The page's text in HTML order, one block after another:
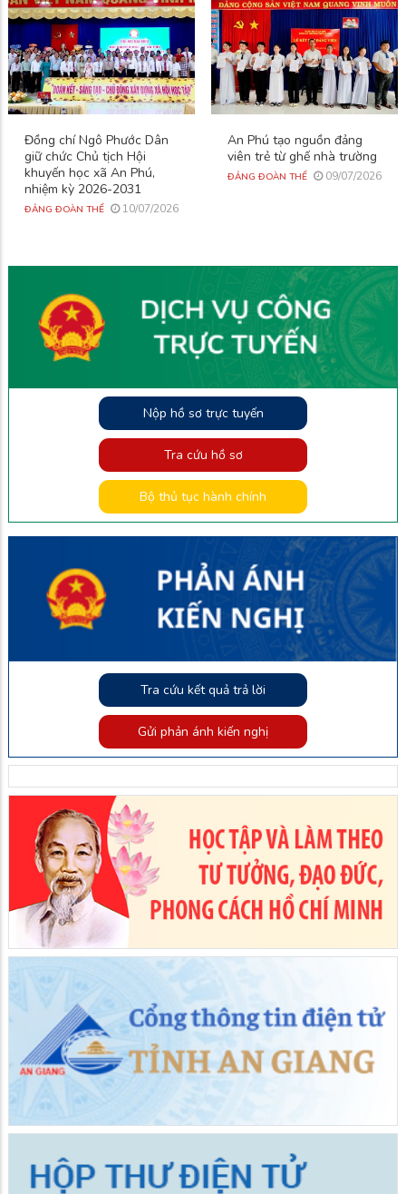
Đồng chí Ngô Phước Dân
giữ chức Chủ tịch Hội
khuyến học xã An Phú,
nhiệm kỳ 2026-2031
ĐẢNG ĐOÀN THỂ 10/07/2026
An Phú tạo nguồn đảng
viên trẻ từ ghế nhà trường
ĐẢNG ĐOÀN THỂ 09/07/2026
Nộp hồ sơ trực tuyến
Tra cứu hồ sơ
Bộ thủ tục hành chính
Tra cứu kết quả trả lời
Gửi phản ánh kiến nghị